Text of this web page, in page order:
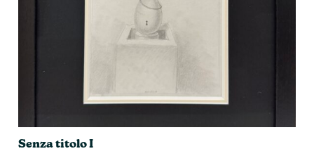
Senza titolo I